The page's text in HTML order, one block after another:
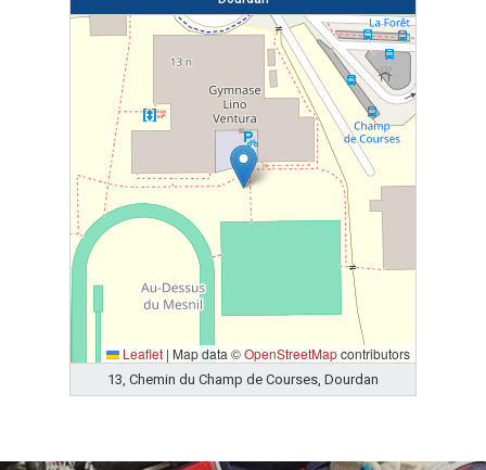
Leaflet | Map data ©OpenStreetMapcontributors
13, Chemin du Champ de Courses, Dourdan